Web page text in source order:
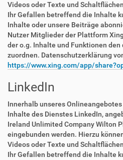
Videos oder Texte und
Ihr Gefallen betreffend die Inhalte
Inhalte oder unsere Beiträge
Nutzer Mitglieder der Plattform
der o.g. Inhalte und Funktionen
zuordnen. Datenschutzerklärung
https://www.xing.com/app/
LinkedIn
Innerhalb unseres
Inhalte des Dienstes LinkedIn,
Ireland Unlimited Company Wilton
eingebunden werden. Hierzu
Videos oder Texte und
Ihr Gefallen betreffend die Inhalte